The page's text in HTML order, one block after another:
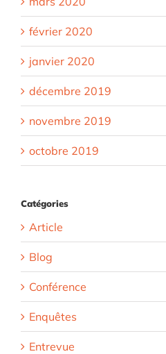
février 2020
janvier 2020
décembre 2019
novembre 2019
octobre 2019
Catégories
Article
Blog
Conférence
Enquêtes
Entrevue